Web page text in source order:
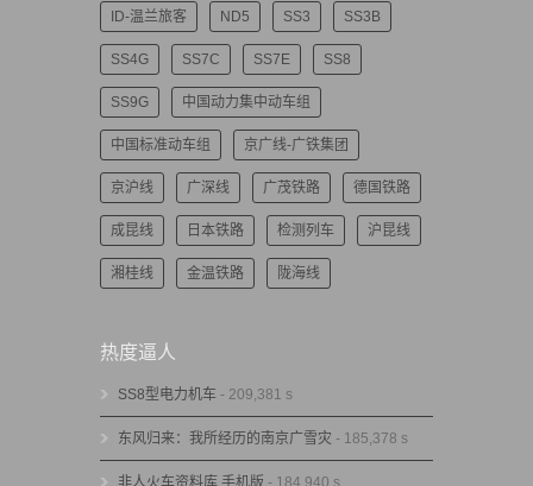
ID-温兰旅客 ND5 SS3 SS3B
SS4G SS7C SS7E SS8
SS9G 中国动力集中动车组
中国标准动车组 京广线-广铁集团
京沪线 广深线 广茂铁路 德国铁路
成昆线 日本铁路 检测列车 沪昆线
湘桂线 金温铁路 陇海线
热度逼人
SS8型电力机车 - 209,381 s
东风归来：我所经历的南京广雪灾 - 185,378 s